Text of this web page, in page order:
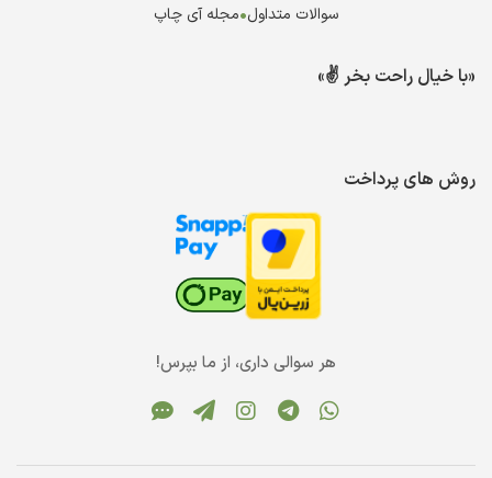
سوالات متداول•مجله آی چاپ
«با خیال راحت بخر ✌️»
روش های پرداخت
هر سوالی داری، از ما بپرس!